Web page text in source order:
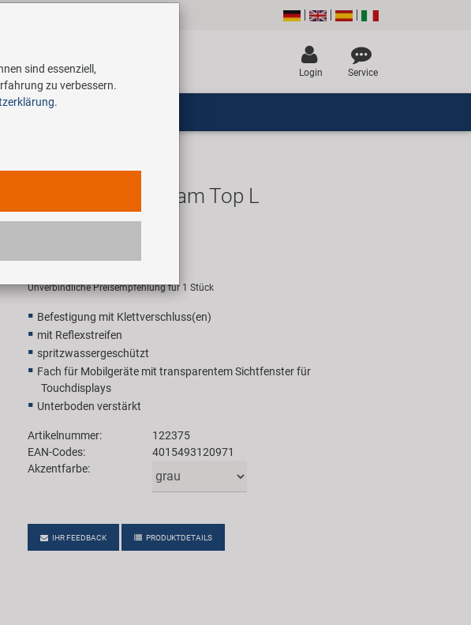
Login Service
M-WAVE Rotterdam Top L
Oberrohrtasche
11,90 EUR
Unverbindliche Preisempfehlung für 1 Stück
Befestigung mit Klettverschluss(en)
mit Reflexstreifen
spritzwassergeschützt
Fach für Mobilgeräte mit transparentem Sichtfenster für
Touchdisplays
Unterboden verstärkt
Artikelnummer:
122375
EAN-Codes:
4015493120971
Akzentfarbe:
IHR FEEDBACK PRODUKTDETAILS
sind essenziell,
zu verbessern.
.